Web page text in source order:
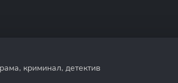
криминал, детектив